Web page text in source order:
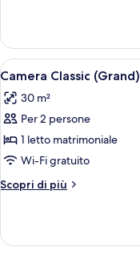
(Courtyard)
Apri
tutte
le
foto
per
Camera
Classic
(Grand)
9
Camera Classic (Grand)
30 m²
Per 2 persone
1 letto matrimoniale
Wi-Fi gratuito
Scopri di più
Altri
Classic